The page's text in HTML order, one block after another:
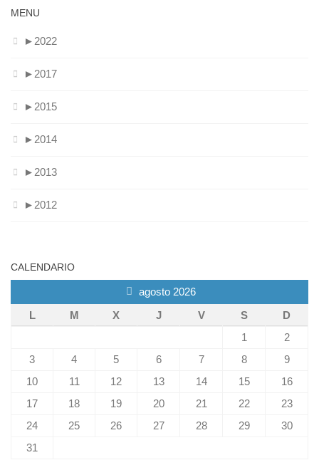
MENU
► 2022
► 2017
► 2015
► 2014
► 2013
► 2012
CALENDARIO
agosto 2026
L
M X J V S
D
1
2
3
4 5 6 7 8
9
10
11 12 13 14 15
16
17
18 19 20 21 22
23
24
25 26 27 28 29
30
31